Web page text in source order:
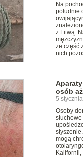
Na
południe
z Litwą.
że część
nich
osób
5
Osoby
mogą
Kalifornii,